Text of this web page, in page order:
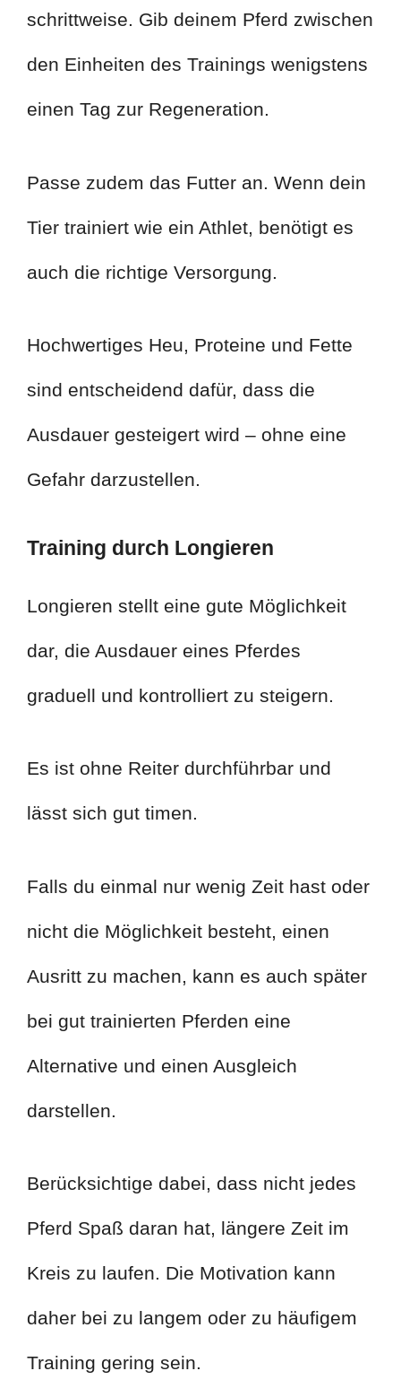
schrittweise. Gib deinem Pferd zwischen
den Einheiten des Trainings wenigstens
einen Tag zur Regeneration.
Passe zudem das Futter an. Wenn dein
Tier trainiert wie ein Athlet, benötigt es
auch die richtige Versorgung.
Hochwertiges Heu, Proteine und Fette
sind entscheidend dafür, dass die
Ausdauer gesteigert wird – ohne eine
Gefahr darzustellen.
Training durch Longieren
Longieren stellt eine gute Möglichkeit
dar, die Ausdauer eines Pferdes
graduell und kontrolliert zu steigern.
Es ist ohne Reiter durchführbar und
lässt sich gut timen.
Falls du einmal nur wenig Zeit hast oder
nicht die Möglichkeit besteht, einen
Ausritt zu machen, kann es auch später
bei gut trainierten Pferden eine
Alternative und einen Ausgleich
darstellen.
Berücksichtige dabei, dass nicht jedes
Pferd Spaß daran hat, längere Zeit im
Kreis zu laufen. Die Motivation kann
daher bei zu langem oder zu häufigem
Training gering sein.